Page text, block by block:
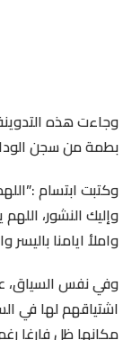
وجاءت هذه
بطمة من سجن
وكتبت ابتسام
وإليك النشور،
واملأ ايامنا باليسر
وفي نفس السياق،
اشتياقهم لها في
مكانها ظل فارغا